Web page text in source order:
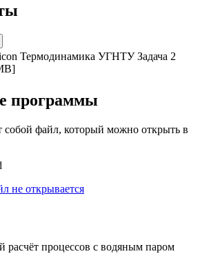
Термодинамика УГНТУ Задача 2
программы
собой файл, который можно открыть в
не открывается
расчёт процессов с водяным паром